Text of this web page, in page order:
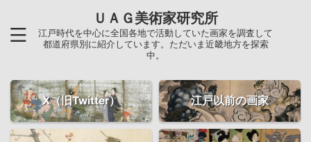
ＵＡＧ美術家研究所
江戸時代を中心に全国各地で活動していた画家を調査して
都道府県別に紹介しています。ただいま近畿地方を探索
中。
X（旧Twitter） 江戸以前の画家